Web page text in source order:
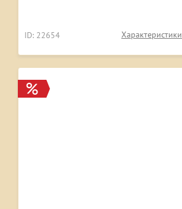
ID: 22654 Характеристики